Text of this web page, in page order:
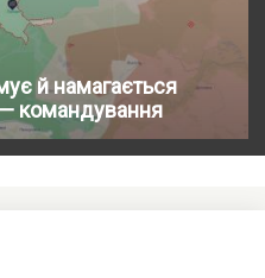
й намагається
командування